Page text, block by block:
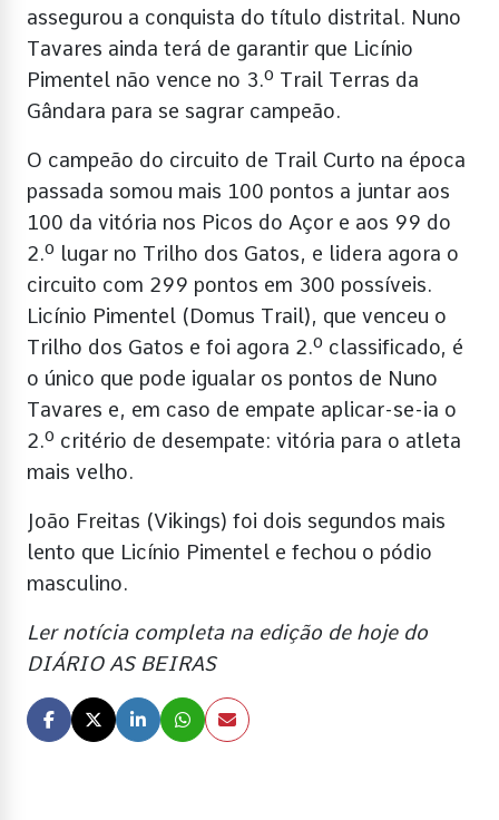
assegurou a conquista do título distrital. Nuno
Tavares ainda terá de garantir que Licínio
Pimentel não vence no 3.º Trail Terras da
Gândara para se sagrar campeão.
O campeão do circuito de Trail Curto na época
passada somou mais 100 pontos a juntar aos
100 da vitória nos Picos do Açor e aos 99 do
2.º lugar no Trilho dos Gatos, e lidera agora o
circuito com 299 pontos em 300 possíveis.
Licínio Pimentel (Domus Trail), que venceu o
Trilho dos Gatos e foi agora 2.º classificado, é
o único que pode igualar os pontos de Nuno
Tavares e, em caso de empate aplicar-se-ia o
2.º critério de desempate: vitória para o atleta
mais velho.
João Freitas (Vikings) foi dois segundos mais
lento que Licínio Pimentel e fechou o pódio
masculino.
Ler notícia completa na edição de hoje do
DIÁRIO AS BEIRAS